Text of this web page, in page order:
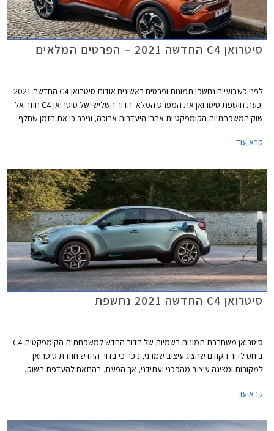
סיטרואן C4 החדשה 2021 – הפרטים המלאים
לפני כשבועיים נחשפו תמונות ופרטים ראשונים אודות סיטרואן C4 החדשה 2021
וכעת חושפת סיטרואן את המפרט המלא. הדור השלישי של סיטרואן C4 חוזר אל
שוק המשפחתיות הקומפקטיות אחרי היעדרות ארוכה, וניכר כי את הזמן שחלף
קרא עוד
סיטרואן C4 החדשה 2021 נחשפת
סיטרואן משחררת תמונות רשמיות של הדור החדש למשפחתית הקומפקטית C4.
ביחס לדור הקודם שהציג עיצוב שמרני, ניכר כי בדור החדש חוזרת סיטרואן
למקורות ומציגה עיצוב מהפכני ועתידני, אך הפעם, בהתאם להעדפת השוק,
מסורתי.
קרא עוד